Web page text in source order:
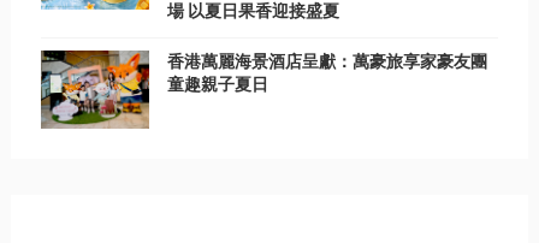
場 以夏日果香迎接盛夏
香港萬麗海景酒店呈獻：萬豪旅享家豪友團
童趣親子夏日